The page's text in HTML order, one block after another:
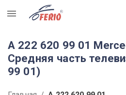
R
A 222 620 99 01
Средняя часть
99 01)